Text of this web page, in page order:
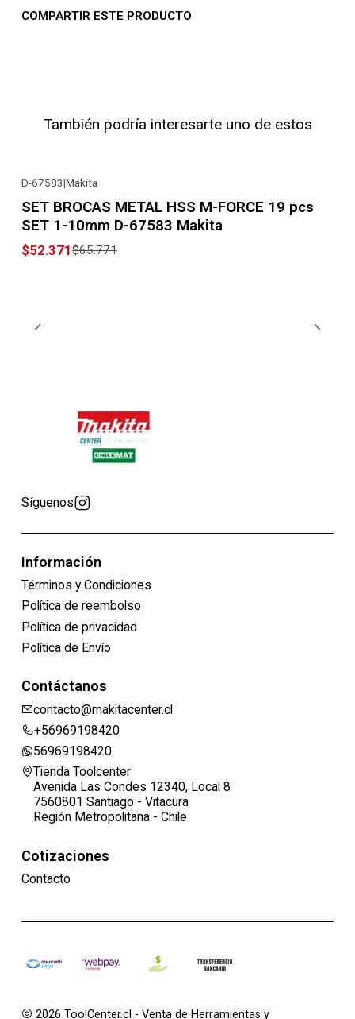
COMPARTIR ESTE PRODUCTO
También podría interesarte uno de estos
D-67583|Makita
SET BROCAS METAL HSS M-FORCE 19 pcs
SET 1-10mm D-67583 Makita
$52.371$65.771
Síguenos
Información
Términos y Condiciones
Política de reembolso
Política de privacidad
Política de Envío
Contáctanos
contacto@makitacenter.cl
+56969198420
56969198420
Tienda Toolcenter
Avenida Las Condes 12340, Local 8
7560801 Santiago - Vitacura
Región Metropolitana - Chile
Cotizaciones
Contacto
2026 ToolCenter.cl - Venta de Herramientas y